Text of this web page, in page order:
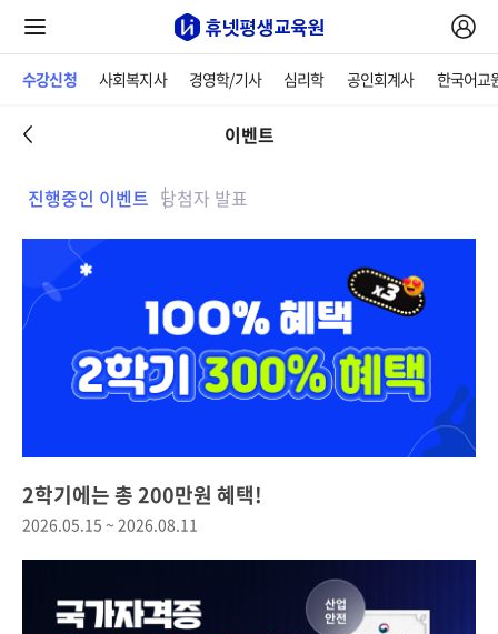
수강신청 사회복지사 경영학/기사 심리학 공인회계사 한국어교
이벤트
진행중인 이벤트 당첨자 발표
2학기에는 총 200만원 혜택!
2026.05.15 ~ 2026.08.11